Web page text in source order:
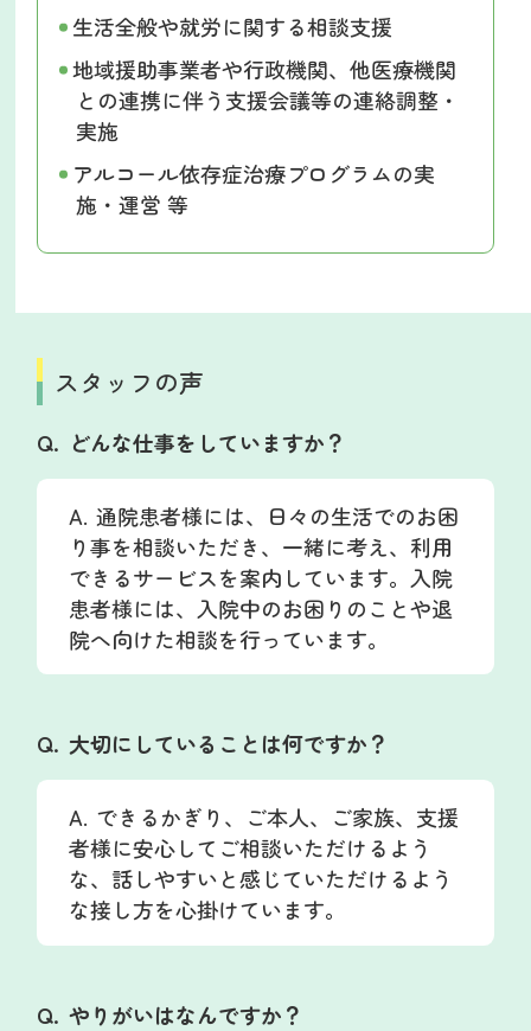
生活全般や就労に関する相談支援
地域援助事業者や行政機関、他医療機関
との連携に伴う支援会議等の連絡調整・
実施
アルコール依存症治療プログラムの実
施・運営 等
スタッフの声
どんな仕事をしていますか？
通院患者様には、日々の生活でのお困
り事を相談いただき、一緒に考え、利用
できるサービスを案内しています。入院
患者様には、入院中のお困りのことや退
院へ向けた相談を行っています。
大切にしていることは何ですか？
できるかぎり、ご本人、ご家族、支援
者様に安心してご相談いただけるよう
な、話しやすいと感じていただけるよう
な接し方を心掛けています。
やりがいはなんですか？